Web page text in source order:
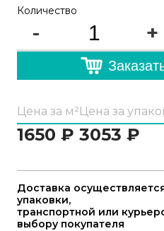
Количество
- +
Цена за м²
1650 ₽
Цена за
3053 ₽
Доставка
упаковки,
транспортной или
выбору покупателя